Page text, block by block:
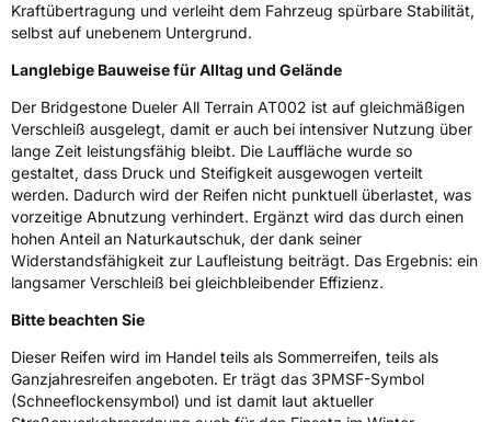
Effizienz C
NasshaftungC
Rollgeräusch (Klasse)B
Rollgeräusch (dB)72
FahrzeugklasseC1
3PMSF / Schneeflockensymbol / Alpine-SymbolJa
EPREL ID501788
Allgemeine Produktsicherheit (GPSR)
HerstellerkontaktBRIDGESTONE EU NV/SA, Via del Fosso del
Kraftübertragung und verleiht dem Fahrzeug spürbare Stabilität,
selbst auf unebenem Untergrund.
Langlebige Bauweise für Alltag und Gelände
Der Bridgestone Dueler All Terrain AT002 ist auf gleichmäßigen
Verschleiß ausgelegt, damit er auch bei intensiver Nutzung über
lange Zeit leistungsfähig bleibt. Die Lauffläche wurde so
gestaltet, dass Druck und Steifigkeit ausgewogen verteilt
werden. Dadurch wird der Reifen nicht punktuell überlastet, was
vorzeitige Abnutzung verhindert. Ergänzt wird das durch einen
hohen Anteil an Naturkautschuk, der dank seiner
Widerstandsfähigkeit zur Laufleistung beiträgt. Das Ergebnis: ein
langsamer Verschleiß bei gleichbleibender Effizienz.
Bitte beachten Sie
Dieser Reifen wird im Handel teils als Sommerreifen, teils als
Ganzjahresreifen angeboten. Er trägt das 3PMSF-Symbol
(Schneeflockensymbol) und ist damit laut aktueller